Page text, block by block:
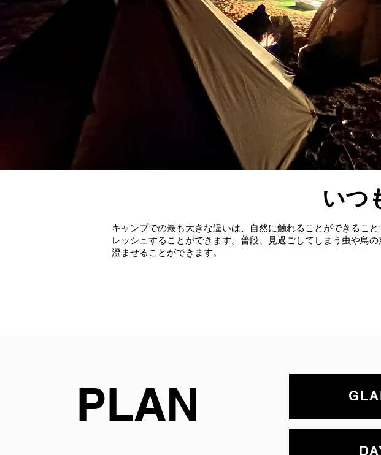
いつ
キャンプでの最も大きな違いは、自然に触れることができるこ
レッシュすることができます。普段、見過ごしてしまう虫や鳥
澄ませることができます。
PLAN